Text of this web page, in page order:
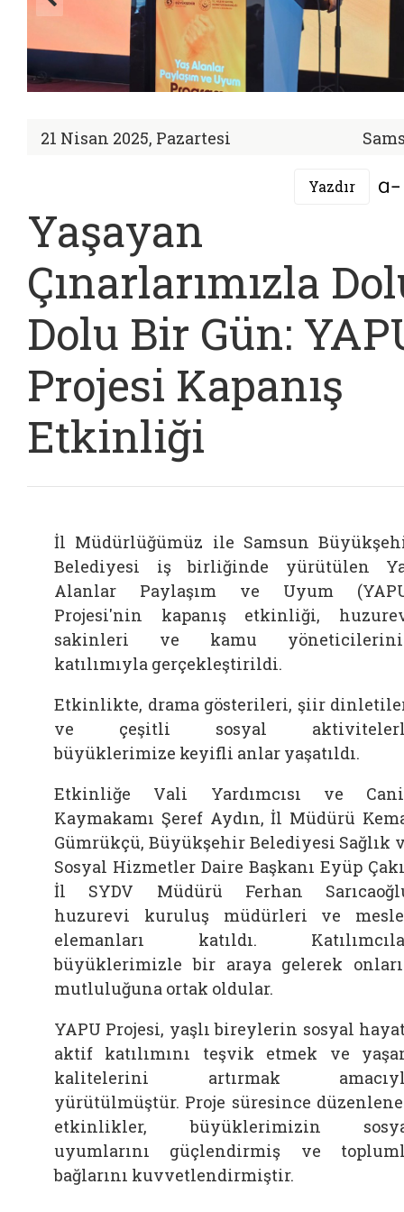
21 Nisan 2025, Pazartesi
Yazdır
Yaşayan
Çınarlarımızla
Dolu Bir Gün:
Projesi Kapanış
Etkinliği
İl Müdürlüğümüz ile Samsun
Belediyesi iş birliğinde yürütülen
Alanlar Paylaşım ve Uyum
Projesi'nin kapanış etkinliği,
sakinleri ve kamu
katılımıyla gerçekleştirildi.
Etkinlikte, drama gösterileri, şiir
ve çeşitli sosyal
büyüklerimize keyifli anlar yaşatıldı.
Etkinliğe Vali Yardımcısı ve
Kaymakamı Şeref Aydın, İl Müdürü
Gümrükçü, Büyükşehir Belediyesi Sağlık
Sosyal Hizmetler Daire Başkanı Eyüp
İl SYDV Müdürü Ferhan
huzurevi kuruluş müdürleri ve
elemanları katıldı.
büyüklerimizle bir araya gelerek
mutluluğuna ortak oldular.
YAPU Projesi, yaşlı bireylerin sosyal
aktif katılımını teşvik etmek ve
kalitelerini artırmak
yürütülmüştür. Proje süresince
etkinlikler, büyüklerimizin
uyumlarını güçlendirmiş ve
bağlarını kuvvetlendirmiştir.